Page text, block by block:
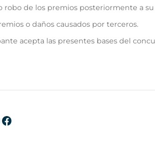
robo de los premios posteriormente a
o daños causados por terceros.
acepta las presentes bases del